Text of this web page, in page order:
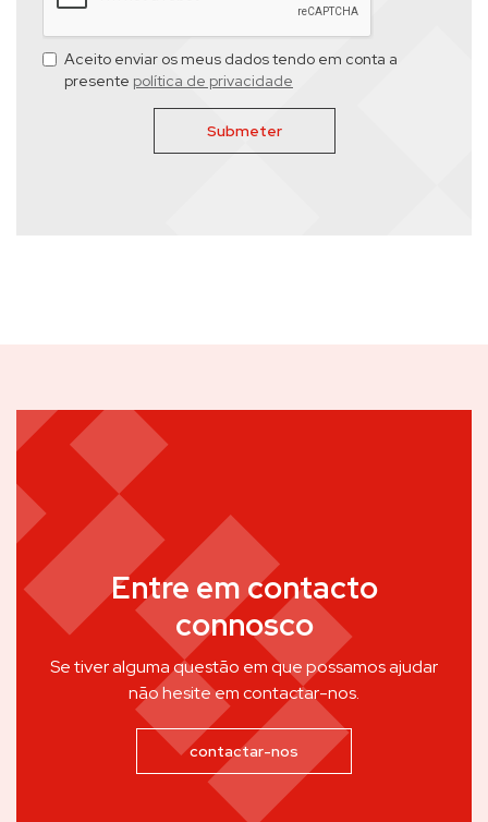
Aceito enviar os meus dados tendo em conta a
presente política de privacidade
Entre em contacto
connosco
Se tiver alguma questão em que possamos ajudar
não hesite em contactar-nos.
contactar-nos